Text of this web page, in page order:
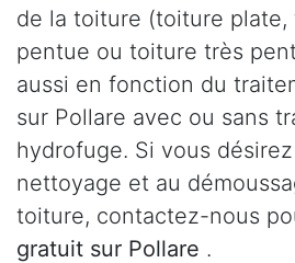
de la toiture (toiture plate,
pentue ou toiture très
aussi en fonction du
sur Pollare avec ou sans
hydrofuge. Si vous
nettoyage et au
toiture, contactez-nous
gratuit sur Pollare .